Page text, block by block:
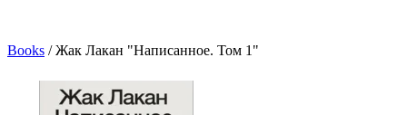
Books / Жак Лакан "Написанное. Том 1"